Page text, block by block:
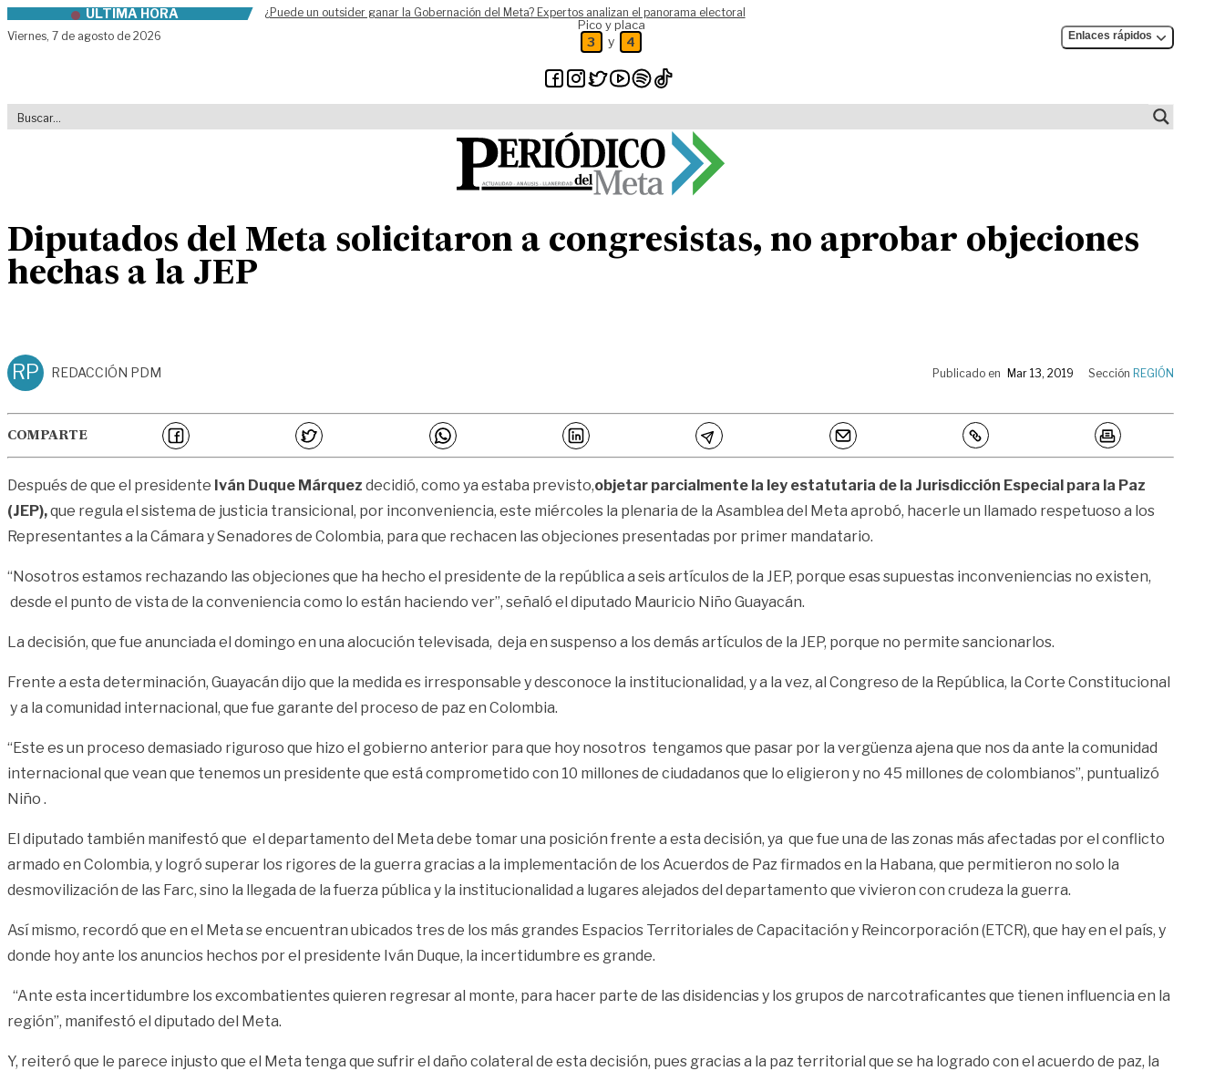
Skip to contentÚLTIMA HORA
¿Puede un outsider ganar la Gobernación del Meta? Expertos analizan el panorama electoral
Viernes, 7 de agosto de 2026
Pico y placa
3 y 4 Enlaces rápidos
Diputados del Meta solicitaron a congresistas, no aprobar objeciones
hechas a la JEP
RP REDACCIÓN PDM Publicado en Mar 13, 2019 Sección REGIÓN
COMPARTE
Después de que el presidente Iván Duque Márquez decidió, como ya estaba previsto,objetar parcialmente la ley estatutaria de la Jurisdicción Especial para la Paz
(JEP),que regula el sistema de justicia transicional, por inconveniencia, este miércoles la plenaria de la Asamblea del Meta aprobó, hacerle un llamado respetuoso a los
Representantes a la Cámara y Senadores de Colombia, para que rechacen las objeciones presentadas por primer mandatario.
“Nosotros estamos rechazando las objeciones que ha hecho el presidente de la república a seis artículos de la JEP, porque esas supuestas inconveniencias no existen,
desde el punto de vista de la conveniencia como lo están haciendo ver”, señaló el diputado Mauricio Niño Guayacán.
La decisión, que fue anunciada el domingo en una alocución televisada, deja en suspenso a los demás artículos de la JEP, porque no permite sancionarlos.
Frente a esta determinación, Guayacán dijo que la medida es irresponsable y desconoce la institucionalidad, y a la vez, al Congreso de la República, la Corte Constitucional
y a la comunidad internacional, que fue garante del proceso de paz en Colombia.
“Este es un proceso demasiado riguroso que hizo el gobierno anterior para que hoy nosotros tengamos que pasar por la vergüenza ajena que nos da ante la comunidad
internacional que vean que tenemos un presidente que está comprometido con 10 millones de ciudadanos que lo eligieron y no 45 millones de colombianos”, puntualizó
Niño .
El diputado también manifestó que el departamento del Meta debe tomar una posición frente a esta decisión, ya que fue una de las zonas más afectadas por el conflicto
armado en Colombia, y logró superar los rigores de la guerra gracias a la implementación de los Acuerdos de Paz firmados en la Habana, que permitieron no solo la
desmovilización de las Farc, sino la llegada de la fuerza pública y la institucionalidad a lugares alejados del departamento que vivieron con crudeza la guerra.
Así mismo, recordó que en el Meta se encuentran ubicados tres de los más grandes Espacios Territoriales de Capacitación y Reincorporación (ETCR), que hay en el país, y
donde hoy ante los anuncios hechos por el presidente Iván Duque, la incertidumbre es grande.
“Ante esta incertidumbre los excombatientes quieren regresar al monte, para hacer parte de las disidencias y los grupos de narcotraficantes que tienen influencia en la
región”, manifestó el diputado del Meta.
Y, reiteró que le parece injusto que el Meta tenga que sufrir el daño colateral de esta decisión, pues gracias a la paz territorial que se ha logrado con el acuerdo de paz, la